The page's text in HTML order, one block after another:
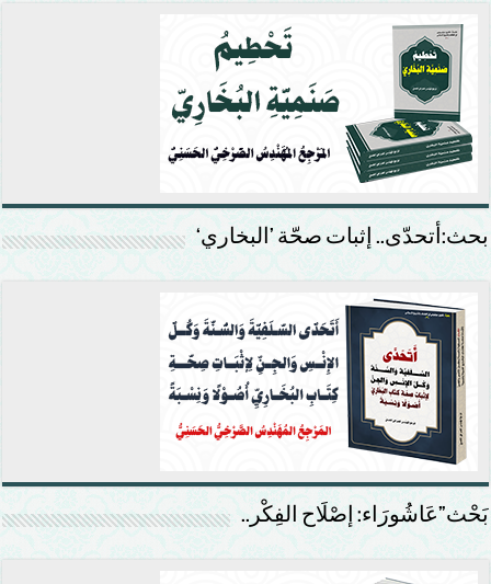
بحث:أتحدّى.. إثبات صحّة ’البخاري‘
بَحْث”عَاشُورَاء: إصْلَاح الفِكْر..